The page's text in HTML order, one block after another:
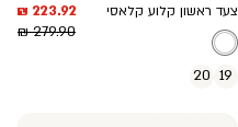
צעד ראשון קלוע קלאסי
מחיר
מוצר
223.92 ₪
מחיר
279.90 ₪
19
20